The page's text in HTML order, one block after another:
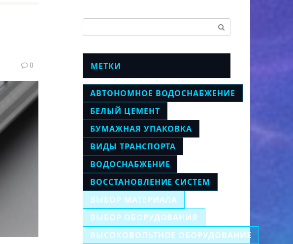
0 МЕТКИ
АВТОНОМНОЕ ВОДОСНАБЖЕНИЕ
БЕЛЫЙ ЦЕМЕНТ
БУМАЖНАЯ УПАКОВКА
ВИДЫ ТРАНСПОРТА
ВОДОСНАБЖЕНИЕ
ВОССТАНОВЛЕНИЕ СИСТЕМ
ВЫБОР МАТЕРИАЛА
ВЫБОР ОБОРУДОВАНИЯ
ВЫСОКОВОЛЬТНОЕ ОБОРУДОВАНИЕ